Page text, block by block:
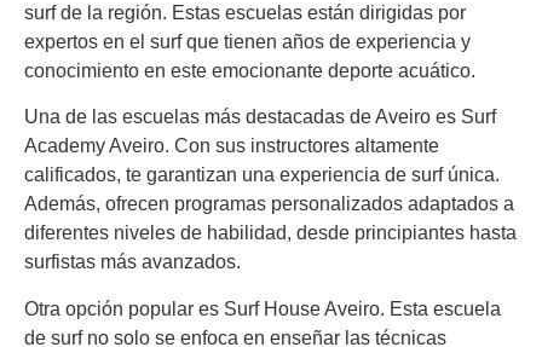
surf de la región. Estas escuelas están dirigidas por
expertos en el surf que tienen años de experiencia y
conocimiento en este emocionante deporte acuático.
Una de las escuelas más destacadas de Aveiro es Surf
Academy Aveiro. Con sus instructores altamente
calificados, te garantizan una experiencia de surf única.
Además, ofrecen programas personalizados adaptados a
diferentes niveles de habilidad, desde principiantes hasta
surfistas más avanzados.
Otra opción popular es Surf House Aveiro. Esta escuela
de surf no solo se enfoca en enseñar las técnicas